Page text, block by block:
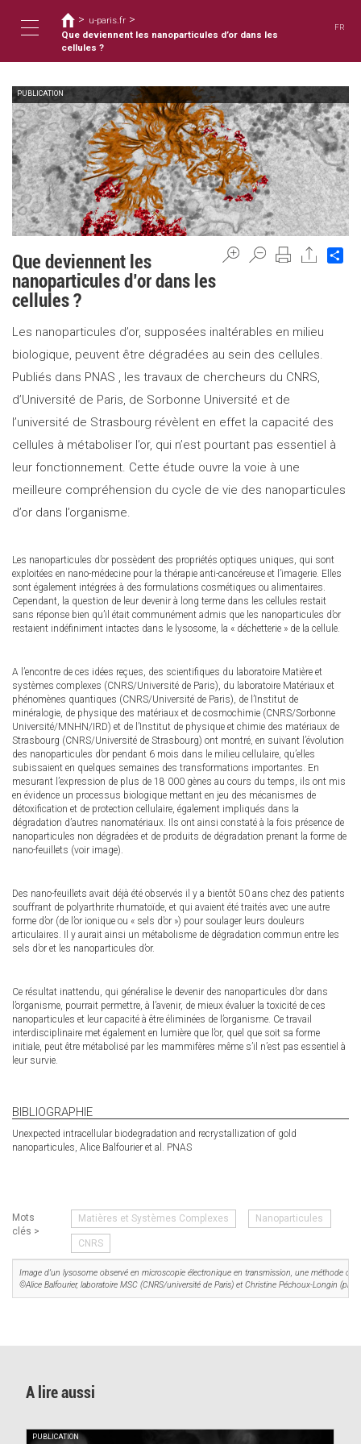
contenido
Toggle
navigation
Usted
está
aquí
> u-paris.fr >
Que deviennent les nanoparticules d’or dans les
cellules ?
FR
PUBLICATION
Que deviennent les
nanoparticules d’or dans les
cellules ?
Les nanoparticules d’or, supposées inaltérables en milieu
biologique, peuvent être dégradées au sein des cellules.
Publiés dans PNAS , les travaux de chercheurs du CNRS,
d’Université de Paris, de Sorbonne Université et de
l’université de Strasbourg révèlent en effet la capacité des
cellules à métaboliser l’or, qui n’est pourtant pas essentiel à
leur fonctionnement. Cette étude ouvre la voie à une
meilleure compréhension du cycle de vie des nanoparticules
d’or dans l’organisme.
Les nanoparticules d’or possèdent des propriétés optiques uniques, qui sont
exploitées en nano-médecine pour la thérapie anti-cancéreuse et l’imagerie. Elles
sont également intégrées à des formulations cosmétiques ou alimentaires.
Cependant, la question de leur devenir à long terme dans les cellules restait
sans réponse bien qu’il était communément admis que les nanoparticules d’or
restaient indéfiniment intactes dans le lysosome, la « déchetterie » de la cellule.
A l’encontre de ces idées reçues, des scientifiques du laboratoire Matière et
systèmes complexes (CNRS/Université de Paris), du laboratoire Matériaux et
phénomènes quantiques (CNRS/Université de Paris), de l’Institut de
minéralogie, de physique des matériaux et de cosmochimie (CNRS/Sorbonne
Université/MNHN/IRD) et de l’Institut de physique et chimie des matériaux de
Strasbourg (CNRS/Université de Strasbourg) ont montré, en suivant l’évolution
des nanoparticules d’or pendant 6 mois dans le milieu cellulaire, qu’elles
subissaient en quelques semaines des transformations importantes. En
mesurant l’expression de plus de 18 000 gènes au cours du temps, ils ont mis
en évidence un processus biologique mettant en jeu des mécanismes de
détoxification et de protection cellulaire, également impliqués dans la
dégradation d’autres nanomatériaux. Ils ont ainsi constaté à la fois présence de
nanoparticules non dégradées et de produits de dégradation prenant la forme de
nano-feuillets (voir image).
Des nano-feuillets avait déjà été observés il y a bientôt 50 ans chez des patients
souffrant de polyarthrite rhumatoïde, et qui avaient été traités avec une autre
forme d’or (de l’or ionique ou « sels d’or ») pour soulager leurs douleurs
articulaires. Il y aurait ainsi un métabolisme de dégradation commun entre les
sels d’or et les nanoparticules d’or.
Ce résultat inattendu, qui généralise le devenir des nanoparticules d’or dans
l’organisme, pourrait permettre, à l’avenir, de mieux évaluer la toxicité de ces
nanoparticules et leur capacité à être éliminées de l’organisme. Ce travail
interdisciplinaire met également en lumière que l’or, quel que soit sa forme
initiale, peut être métabolisé par les mammifères même s’il n’est pas essentiel à
leur survie.
BIBLIOGRAPHIE
Unexpected intracellular biodegradation and recrystallization of gold
nanoparticules, Alice Balfourier et al. PNAS
Mots
clés >
Matières et Systèmes Complexes Nanoparticules
CNRS
Image d’un lysosome observé en microscopie électronique en transmission, une méthode
©Alice Balfourier, laboratoire MSC (CNRS/université de Paris) et Christine Péchoux-Longin
A lire aussi
PUBLICATION